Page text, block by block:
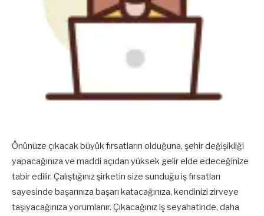
Önünüze çıkacak büyük fırsatların olduğuna, şehir değişikliği
yapacağınıza ve maddi açıdan yüksek gelir elde edeceğinize
tabir edilir. Çalıştığınız şirketin size sunduğu iş fırsatları
sayesinde başarınıza başarı katacağınıza, kendinizi zirveye
taşıyacağınıza yorumlanır. Çıkacağınız iş seyahatinde, daha